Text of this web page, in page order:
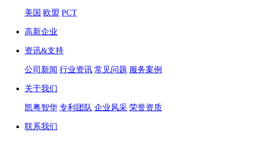
美国 欧盟 PCT
高新企业
资讯&支持
公司新闻 行业资讯 常见问题 服务案例
关于我们
凯粤智华 专利团队 企业风采 荣誉资质
联系我们